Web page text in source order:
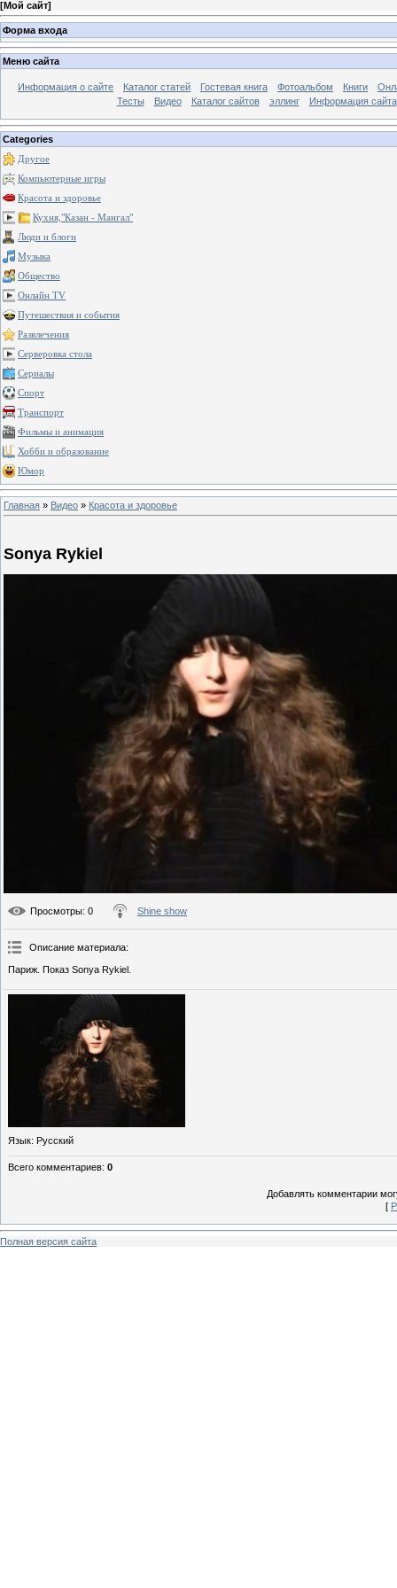
[Мой сайт]
Форма входа
Меню сайта
Информация о сайте Каталог статей Гостевая книга Фотоальбом Книги
Тесты
Видео Каталог сайтов эллинг Информация сайта
Categories
Другое
Компьютерные игры
Красота и здоровье
Кухня,"Казан - Мангал"
Люди и блоги
Музыка
Общество
Онлайн TV
Путешествия и события
Развлечения
Серверовка стола
Сериалы
Спорт
Транспорт
Фильмы и анимация
Хобби и образование
Юмор
Главная » Видео » Красота и здоровье
Sonya Rykiel
Просмотры: 0 Shine show
Описание материала:
Париж. Показ Sonya Rykiel.
Язык: Русский
Всего комментариев: 0
Добавлять комментарии
[
Полная версия сайта